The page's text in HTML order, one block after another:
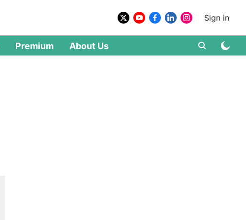
Sign in
Premium About Us